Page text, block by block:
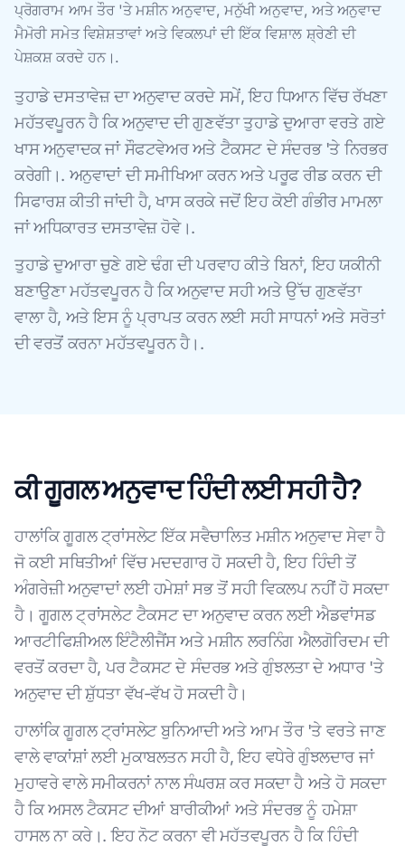
ਪ੍ਰੋਗਰਾਮ ਆਮ ਤੌਰ 'ਤੇ ਮਸ਼ੀਨ ਅਨੁਵਾਦ, ਮਨੁੱਖੀ ਅਨੁਵਾਦ, ਅਤੇ ਅਨੁਵਾਦ
ਮੈਮੋਰੀ ਸਮੇਤ ਵਿਸ਼ੇਸ਼ਤਾਵਾਂ ਅਤੇ ਵਿਕਲਪਾਂ ਦੀ ਇੱਕ ਵਿਸ਼ਾਲ ਸ਼੍ਰੇਣੀ ਦੀ
ਪੇਸ਼ਕਸ਼ ਕਰਦੇ ਹਨ।.
ਤੁਹਾਡੇ ਦਸਤਾਵੇਜ਼ ਦਾ ਅਨੁਵਾਦ ਕਰਦੇ ਸਮੇਂ, ਇਹ ਧਿਆਨ ਵਿੱਚ ਰੱਖਣਾ
ਮਹੱਤਵਪੂਰਨ ਹੈ ਕਿ ਅਨੁਵਾਦ ਦੀ ਗੁਣਵੱਤਾ ਤੁਹਾਡੇ ਦੁਆਰਾ ਵਰਤੇ ਗਏ
ਖਾਸ ਅਨੁਵਾਦਕ ਜਾਂ ਸੌਫਟਵੇਅਰ ਅਤੇ ਟੈਕਸਟ ਦੇ ਸੰਦਰਭ 'ਤੇ ਨਿਰਭਰ
ਕਰੇਗੀ।. ਅਨੁਵਾਦਾਂ ਦੀ ਸਮੀਖਿਆ ਕਰਨ ਅਤੇ ਪਰੂਫ ਰੀਡ ਕਰਨ ਦੀ
ਸਿਫਾਰਸ਼ ਕੀਤੀ ਜਾਂਦੀ ਹੈ, ਖਾਸ ਕਰਕੇ ਜਦੋਂ ਇਹ ਕੋਈ ਗੰਭੀਰ ਮਾਮਲਾ
ਜਾਂ ਅਧਿਕਾਰਤ ਦਸਤਾਵੇਜ਼ ਹੋਵੇ।.
ਤੁਹਾਡੇ ਦੁਆਰਾ ਚੁਣੇ ਗਏ ਢੰਗ ਦੀ ਪਰਵਾਹ ਕੀਤੇ ਬਿਨਾਂ, ਇਹ ਯਕੀਨੀ
ਬਣਾਉਣਾ ਮਹੱਤਵਪੂਰਨ ਹੈ ਕਿ ਅਨੁਵਾਦ ਸਹੀ ਅਤੇ ਉੱਚ ਗੁਣਵੱਤਾ
ਵਾਲਾ ਹੈ, ਅਤੇ ਇਸ ਨੂੰ ਪ੍ਰਾਪਤ ਕਰਨ ਲਈ ਸਹੀ ਸਾਧਨਾਂ ਅਤੇ ਸਰੋਤਾਂ
ਦੀ ਵਰਤੋਂ ਕਰਨਾ ਮਹੱਤਵਪੂਰਨ ਹੈ।.
ਕੀ ਗੂਗਲ ਅਨੁਵਾਦ ਹਿੰਦੀ ਲਈ ਸਹੀ ਹੈ?
ਹਾਲਾਂਕਿ ਗੂਗਲ ਟ੍ਰਾਂਸਲੇਟ ਇੱਕ ਸਵੈਚਾਲਿਤ ਮਸ਼ੀਨ ਅਨੁਵਾਦ ਸੇਵਾ ਹੈ
ਜੋ ਕਈ ਸਥਿਤੀਆਂ ਵਿੱਚ ਮਦਦਗਾਰ ਹੋ ਸਕਦੀ ਹੈ, ਇਹ ਹਿੰਦੀ ਤੋਂ
ਅੰਗਰੇਜ਼ੀ ਅਨੁਵਾਦਾਂ ਲਈ ਹਮੇਸ਼ਾਂ ਸਭ ਤੋਂ ਸਹੀ ਵਿਕਲਪ ਨਹੀਂ ਹੋ ਸਕਦਾ
ਹੈ। ਗੂਗਲ ਟ੍ਰਾਂਸਲੇਟ ਟੈਕਸਟ ਦਾ ਅਨੁਵਾਦ ਕਰਨ ਲਈ ਐਡਵਾਂਸਡ
ਆਰਟੀਫਿਸ਼ੀਅਲ ਇੰਟੈਲੀਜੈਂਸ ਅਤੇ ਮਸ਼ੀਨ ਲਰਨਿੰਗ ਐਲਗੋਰਿਦਮ ਦੀ
ਵਰਤੋਂ ਕਰਦਾ ਹੈ, ਪਰ ਟੈਕਸਟ ਦੇ ਸੰਦਰਭ ਅਤੇ ਗੁੰਝਲਤਾ ਦੇ ਅਧਾਰ 'ਤੇ
ਅਨੁਵਾਦ ਦੀ ਸ਼ੁੱਧਤਾ ਵੱਖ-ਵੱਖ ਹੋ ਸਕਦੀ ਹੈ।
ਹਾਲਾਂਕਿ ਗੂਗਲ ਟ੍ਰਾਂਸਲੇਟ ਬੁਨਿਆਦੀ ਅਤੇ ਆਮ ਤੌਰ 'ਤੇ ਵਰਤੇ ਜਾਣ
ਵਾਲੇ ਵਾਕਾਂਸ਼ਾਂ ਲਈ ਮੁਕਾਬਲਤਨ ਸਹੀ ਹੈ, ਇਹ ਵਧੇਰੇ ਗੁੰਝਲਦਾਰ ਜਾਂ
ਮੁਹਾਵਰੇ ਵਾਲੇ ਸਮੀਕਰਨਾਂ ਨਾਲ ਸੰਘਰਸ਼ ਕਰ ਸਕਦਾ ਹੈ ਅਤੇ ਹੋ ਸਕਦਾ
ਹੈ ਕਿ ਅਸਲ ਟੈਕਸਟ ਦੀਆਂ ਬਾਰੀਕੀਆਂ ਅਤੇ ਸੰਦਰਭ ਨੂੰ ਹਮੇਸ਼ਾ
ਹਾਸਲ ਨਾ ਕਰੇ।. ਇਹ ਨੋਟ ਕਰਨਾ ਵੀ ਮਹੱਤਵਪੂਰਨ ਹੈ ਕਿ ਹਿੰਦੀ